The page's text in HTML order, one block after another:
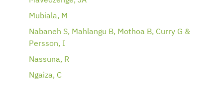
Mubiala, M
Nabaneh S, Mahlangu B, Mothoa B, Curry G &
Persson, I
Nassuna, R
Ngaiza, C